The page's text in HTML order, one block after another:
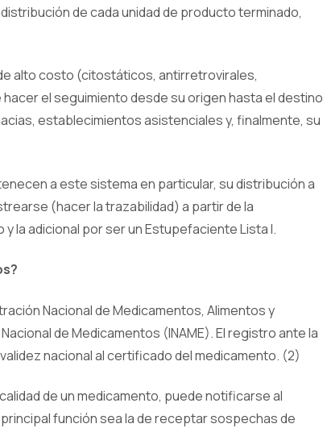
de cada unidad de producto terminado,
alto costo (citostáticos, antirretrovirales,
el seguimiento desde su origen hasta el destino
establecimientos asistenciales y, finalmente, su
a este sistema en particular, su distribución a
(hacer la trazabilidad) a partir de la
la adicional por ser un Estupefaciente Lista I.
Nacional de Medicamentos, Alimentos y
de Medicamentos (INAME). El registro ante la
nacional al certificado del medicamento. (2)
de un medicamento, puede notificarse al
función sea la de receptar sospechas de